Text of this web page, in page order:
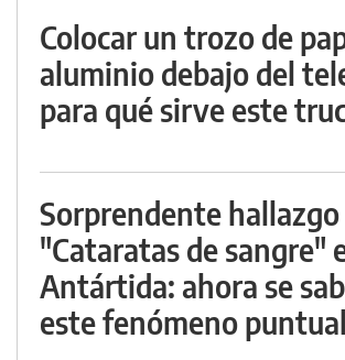
Colocar un trozo de
aluminio debajo del
para qué sirve este
Sorprendente hallazgo
"Cataratas de sangre"
Antártida: ahora se
este fenómeno